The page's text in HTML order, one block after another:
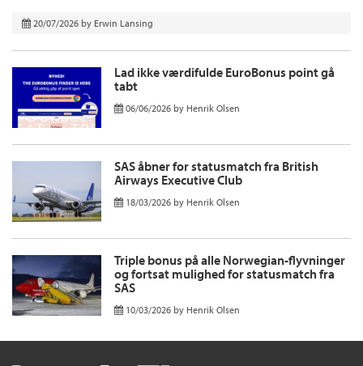
20/07/2026 by Erwin Lansing
Lad ikke værdifulde EuroBonus point gå
tabt
06/06/2026 by Henrik Olsen
SAS åbner for statusmatch fra British
Airways Executive Club
18/03/2026 by Henrik Olsen
Triple bonus på alle Norwegian-flyvninger
og fortsat mulighed for statusmatch fra
SAS
10/03/2026 by Henrik Olsen